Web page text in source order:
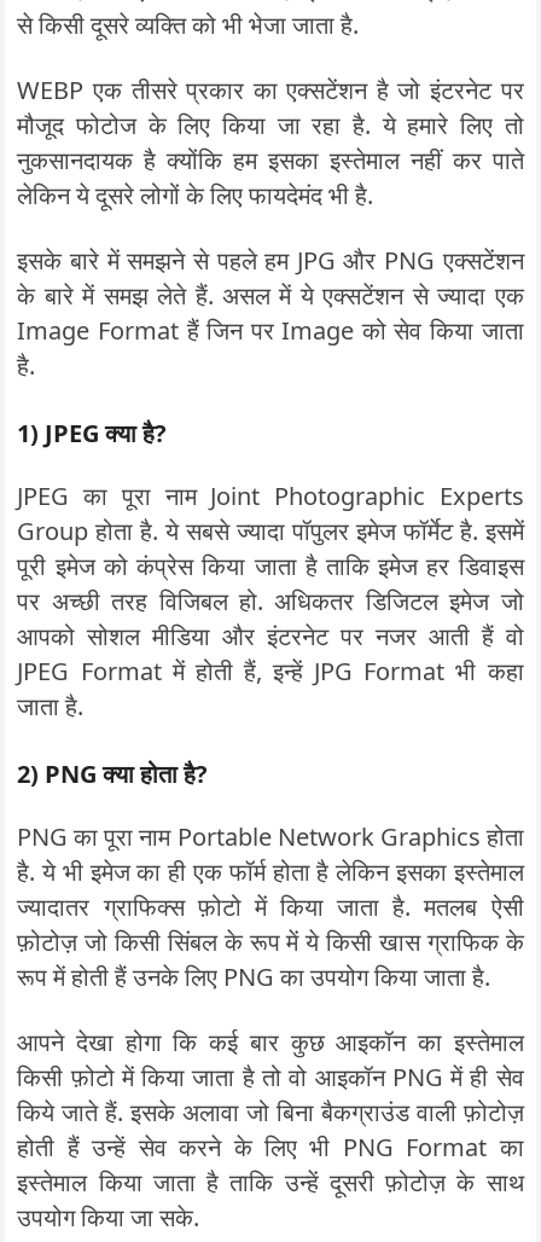
से किसी दूसरे व्यक्ति को भी भेजा जाता है.
WEBP एक तीसरे प्रकार का एक्सटेंशन है जो इंटरनेट पर
मौजूद फोटोज के लिए किया जा रहा है. ये हमारे लिए तो
नुकसानदायक है क्योंकि हम इसका इस्तेमाल नहीं कर पाते
लेकिन ये दूसरे लोगों के लिए फायदेमंद भी है.
इसके बारे में समझने से पहले हम JPG और PNG एक्सटेंशन
के बारे में समझ लेते हैं. असल में ये एक्सटेंशन से ज्यादा एक
Image Format हैं जिन पर Image को सेव किया जाता
है.
1) JPEG क्या है?
JPEG का पूरा नाम Joint Photographic Experts
Group होता है. ये सबसे ज्यादा पॉपुलर इमेज फॉर्मेट है. इसमें
पूरी इमेज को कंप्रेस किया जाता है ताकि इमेज हर डिवाइस
पर अच्छी तरह विजिबल हो. अधिकतर डिजिटल इमेज जो
आपको सोशल मीडिया और इंटरनेट पर नजर आती हैं वो
JPEG Format में होती हैं, इन्हें JPG Format भी कहा
जाता है.
2) PNG क्या होता है?
PNG का पूरा नाम Portable Network Graphics होता
है. ये भी इमेज का ही एक फॉर्म होता है लेकिन इसका इस्तेमाल
ज्यादातर ग्राफिक्स फ़ोटो में किया जाता है. मतलब ऐसी
फ़ोटोज़ जो किसी सिंबल के रूप में ये किसी खास ग्राफिक के
रूप में होती हैं उनके लिए PNG का उपयोग किया जाता है.
आपने देखा होगा कि कई बार कुछ आइकॉन का इस्तेमाल
किसी फ़ोटो में किया जाता है तो वो आइकॉन PNG में ही सेव
किये जाते हैं. इसके अलावा जो बिना बैकग्राउंड वाली फ़ोटोज़
होती हैं उन्हें सेव करने के लिए भी PNG Format का
इस्तेमाल किया जाता है ताकि उन्हें दूसरी फ़ोटोज़ के साथ
उपयोग किया जा सके.